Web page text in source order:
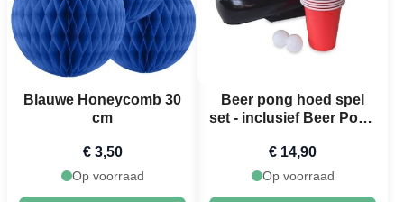
Blauwe Honeycomb 30
cm
€ 3,50
Op voorraad
Beer pong hoed spel
set - inclusief Beer Pong
Bekers
€ 14,90
Op voorraad